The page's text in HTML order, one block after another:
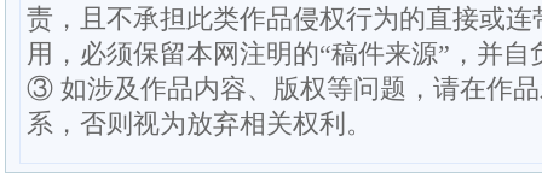
责，且不承担此类作品侵权行为的直接或
用，必须保留本网注明的“稿件来源”，并
③ 如涉及作品内容、版权等问题，请在作
系，否则视为放弃相关权利。